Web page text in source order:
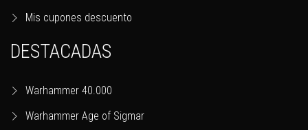
Mis cupones descuento
DESTACADAS
Warhammer 40.000
Warhammer Age of Sigmar